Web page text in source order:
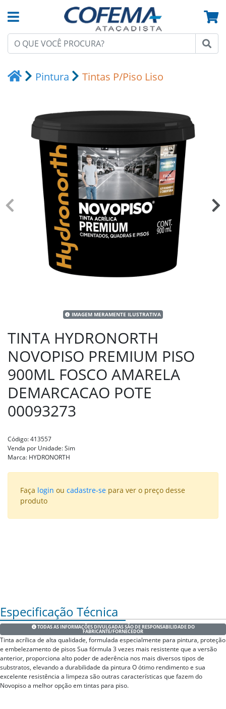
Pintura Tintas P/Piso Liso
IMAGEM MERAMENTE ILUSTRATIVA
TINTA HYDRONORTH
NOVOPISO PREMIUM PISO
900ML FOSCO AMARELA
DEMARCACAO POTE
00093273
Código:413557
Venda por Unidade:Sim
Marca: HYDRONORTH
Faça login ou cadastre-se para ver o preço desse
produto
Especificação Técnica
TODAS AS INFORMAÇÕES DIVULGADAS SÃO DE RESPONSABILIDADE DO
FABRICANTE/FORNECEDOR
Tinta acrílica de alta qualidade, formulada especialmente para pintura, proteção
e embelezamento de pisos Sua fórmula 3 vezes mais resistente que a versão
anterior, proporciona alto poder de aderência nos mais diversos tipos de
substratos, elevando a durabilidade da pintura O ótimo rendimento e sua
excelente resistência a limpeza são outras características que fazem do
Novopiso a melhor opção em tintas para piso.